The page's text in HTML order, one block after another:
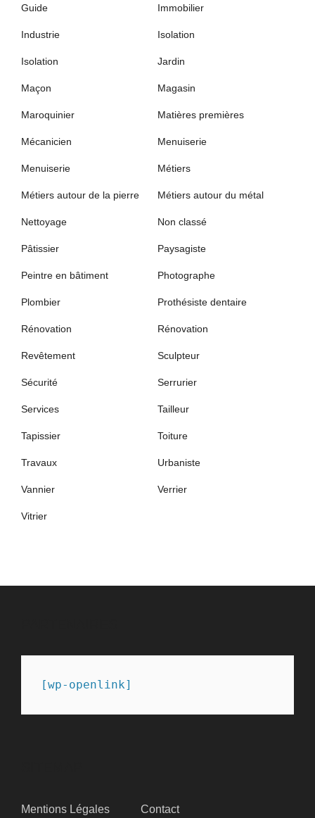
Guide Immobilier
Industrie Isolation
Isolation Jardin
Maçon Magasin
Maroquinier Matières premières
Mécanicien Menuiserie
Menuiserie Métiers
Métiers autour de la pierre Métiers autour du métal
Nettoyage Non classé
Pâtissier Paysagiste
Peintre en bâtiment Photographe
Plombier Prothésiste dentaire
Rénovation Rénovation
Revêtement Sculpteur
Sécurité Serrurier
Services Tailleur
Tapissier Toiture
Travaux Urbaniste
Vannier Verrier
Vitrier
[wp-openlink]
Mentions Légales Contact